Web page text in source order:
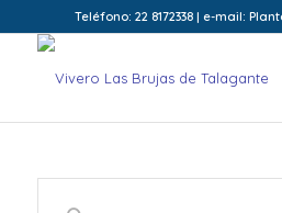
Teléfono: 22 8172338 | e-mail: